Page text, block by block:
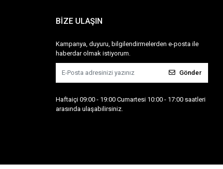
BİZE ULAŞIN
Kampanya, duyuru, bilgilendirmelerden e-posta ile
haberdar olmak istiyorum.
Gönder
Haftaiçi 09:00 - 19:00 Cumartesi 10:00 - 17:00 saatleri
arasında ulaşabilirsiniz.